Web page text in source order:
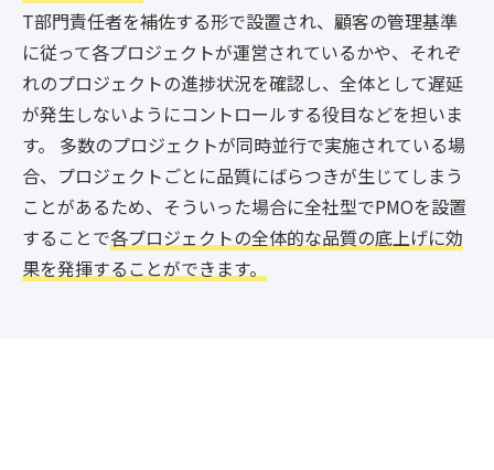
T部門責任者を補佐する形で設置され、顧客の管理基準
に従って各プロジェクトが運営されているかや、それぞ
れのプロジェクトの進捗状況を確認し、全体として遅延
が発生しないようにコントロールする役目などを担いま
す。 多数のプロジェクトが同時並行で実施されている場
合、プロジェクトごとに品質にばらつきが生じてしまう
ことがあるため、そういった場合に全社型でPMOを設置
することで各プロジェクトの全体的な品質の底上げに効
果を発揮することができます。